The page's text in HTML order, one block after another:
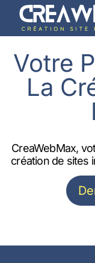
Votre
La
CreaWebMax,
création de sites